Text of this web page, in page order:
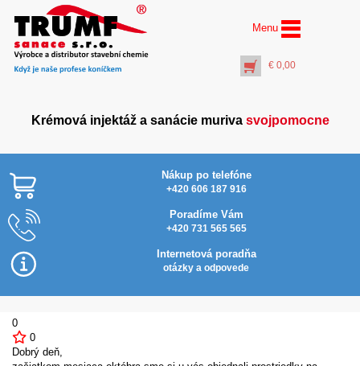
Menu
€ 0,00
Krémová injektáž a sanácie muriva svojpomocne
Nákup po telefóne
+420 606 187 916
Poradíme Vám
+420 731 565 565
Internetová poradňa
otázky a odpovede
0
0
Dobrý deň,
Zátky z extrudovaného
polystyrenu – 500 ks
€52,00